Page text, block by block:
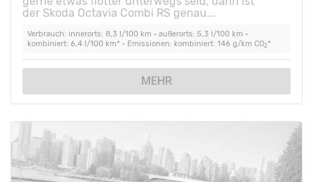
der Skoda Octavia Combi RS genau...
Verbrauch: innerorts: 8,3 l/100 km • außerorts: 5,3 l/100 km •
kombiniert: 6,4 l/100 km* • Emissionen: kombiniert: 146 g/km CO2*
MEHR